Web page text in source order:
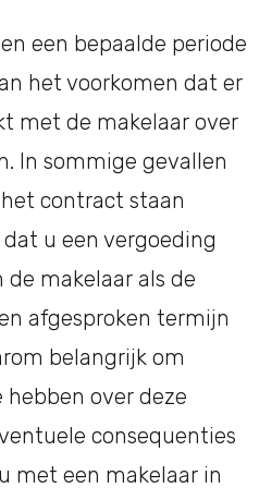
een bepaalde periode
het voorkomen dat er
met de makelaar over
In sommige gevallen
contract staan
u een vergoeding
makelaar als de
afgesproken termijn
belangrijk om
over deze
consequenties
met een makelaar in